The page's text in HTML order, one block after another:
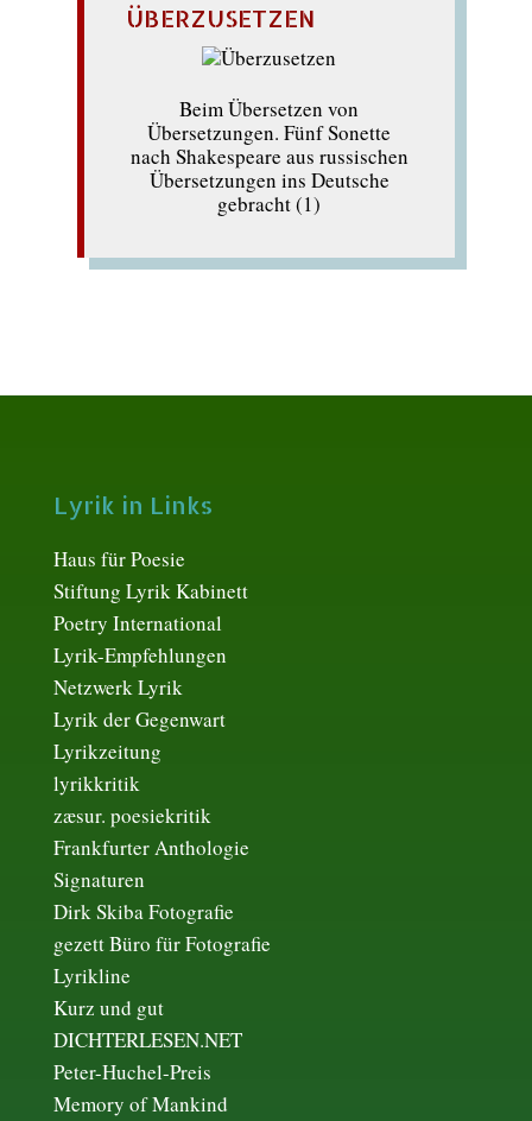
ÜBERZUSETZEN
Beim Übersetzen von
Übersetzungen. Fünf Sonette
nach Shakespeare aus russischen
Übersetzungen ins Deutsche
gebracht (1)
Lyrik in Links
Haus für Poesie
Stiftung Lyrik Kabinett
Poetry International
Lyrik-Empfehlungen
Netzwerk Lyrik
Lyrik der Gegenwart
Lyrikzeitung
lyrikkritik
zæsur. poesiekritik
Frankfurter Anthologie
Signaturen
Dirk Skiba Fotografie
gezett Büro für Fotografie
Lyrikline
Kurz und gut
DICHTERLESEN.NET
Peter-Huchel-Preis
Memory of Mankind